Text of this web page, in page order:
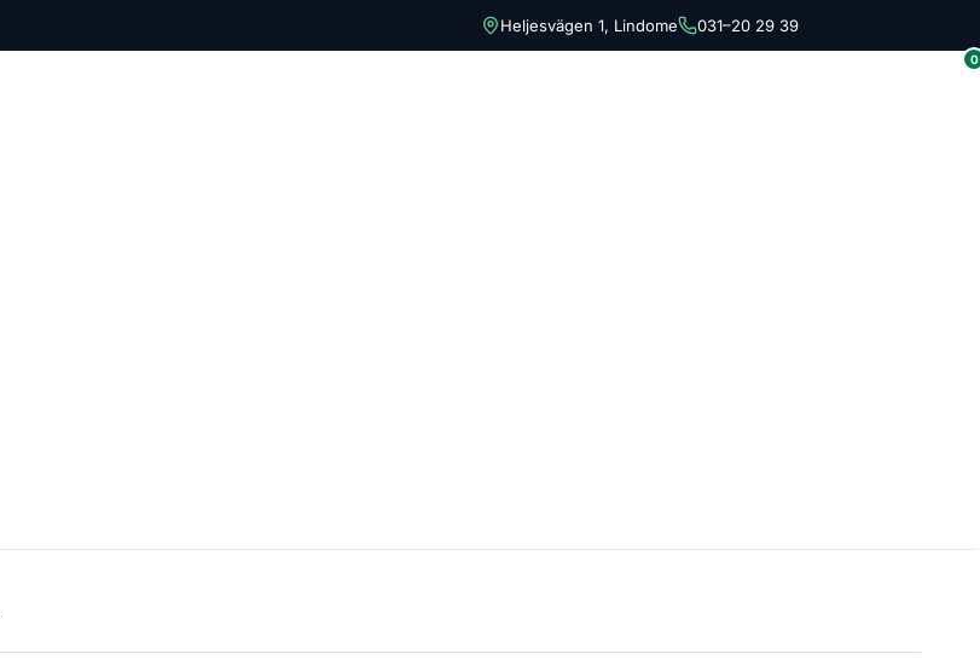
Heljesvägen 1, Lindome 031–20 29 39
0